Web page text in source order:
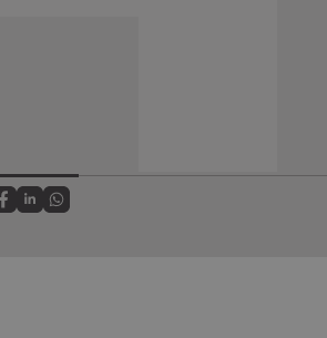
Partagez sur FaceBook
Partagez sur LinkedIn
Partagez sur Whatsapp